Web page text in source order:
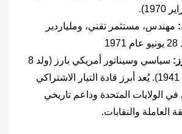
مهندس، مستثمر تقني، وملياردير
سياسي وسيناتور أمريكي بارز (ولد 8
سبتمبر عام 1941). يُعد أبرز قادة التيار الاشتراكي
في الولايات المتحدة وداعم تاريخي
العاملة والنقابات.